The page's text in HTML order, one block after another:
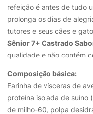
refeição é antes de tudo
prolonga os dias de
tutores e seus cães e
Sênior 7+ Castrado
qualidade e não contém
Composição básica:
Farinha de vísceras de
proteína isolada de suíno
de milho-60, polpa